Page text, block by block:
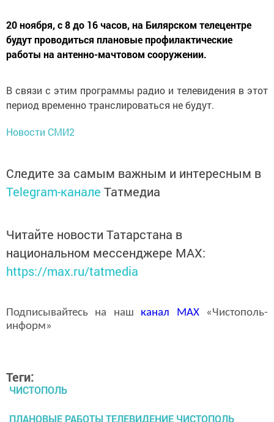
20 ноября, с 8 до 16 часов, на Билярском телецентре
будут проводиться плановые профилактические
работы на антенно-мачтовом сооружении.
В связи с этим программы радио и телевидения в этот
период временно транслироваться не будут.
Новости СМИ2
Следите за самым важным и интересным в
Telegram-канале Татмедиа
Читайте новости Татарстана в
национальном мессенджере MАХ:
https://max.ru/tatmedia
Подписывайтесь на наш канал MAX«Чистополь-
информ»
Теги:
ЧИСТОПОЛЬ
ПЛАНОВЫЕ РАБОТЫ ТЕЛЕВИДЕНИЕ ЧИСТОПОЛЬ